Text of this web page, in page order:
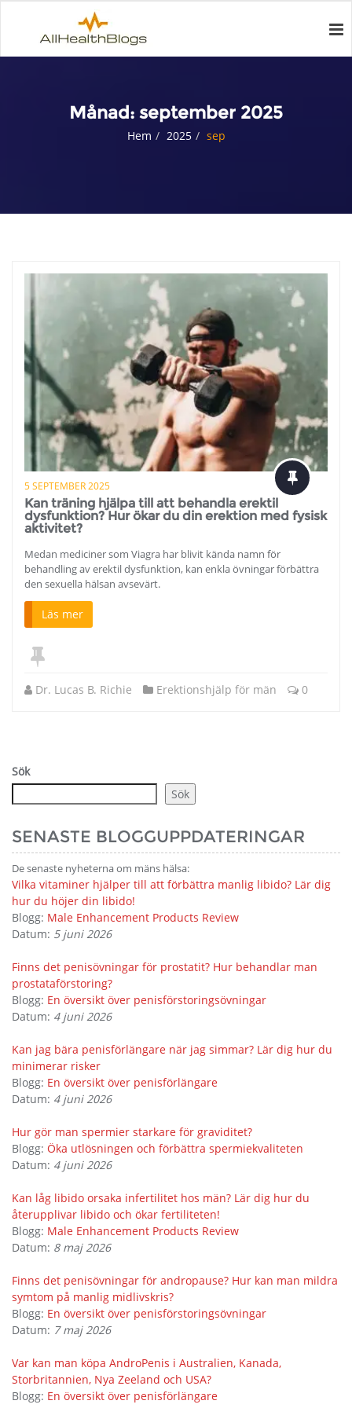
Månad: september 2025
Hem 2025 sep
5 SEPTEMBER 2025
Kan träning hjälpa till att behandla erektil
dysfunktion? Hur ökar du din erektion med fysisk
aktivitet?
Medan mediciner som Viagra har blivit kända namn för
behandling av erektil dysfunktion, kan enkla övningar förbättra
den sexuella hälsan avsevärt.
Läs mer
Dr. Lucas B. Richie Erektionshjälp för män 0
Sök
Sök
SENASTE BLOGGUPPDATERINGAR
De senaste nyheterna om mäns hälsa:
Vilka vitaminer hjälper till att förbättra manlig libido? Lär dig
hur du höjer din libido!
Blogg: Male Enhancement Products Review
Datum: 5 juni 2026
Finns det penisövningar för prostatit? Hur behandlar man
prostataförstoring?
Blogg: En översikt över penisförstoringsövningar
Datum: 4 juni 2026
Kan jag bära penisförlängare när jag simmar? Lär dig hur du
minimerar risker
Blogg: En översikt över penisförlängare
Datum: 4 juni 2026
Hur gör man spermier starkare för graviditet?
Blogg: Öka utlösningen och förbättra spermiekvaliteten
Datum: 4 juni 2026
Kan låg libido orsaka infertilitet hos män? Lär dig hur du
återupplivar libido och ökar fertiliteten!
Blogg: Male Enhancement Products Review
Datum: 8 maj 2026
Finns det penisövningar för andropause? Hur kan man mildra
symtom på manlig midlivskris?
Blogg: En översikt över penisförstoringsövningar
Datum: 7 maj 2026
Var kan man köpa AndroPenis i Australien, Kanada,
Storbritannien, Nya Zeeland och USA?
Blogg: En översikt över penisförlängare